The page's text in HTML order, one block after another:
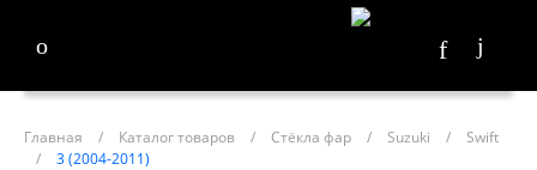
Главная / Каталог товаров / Стёкла фар / Suzuki /
Swift
/
3 (2004-2011)